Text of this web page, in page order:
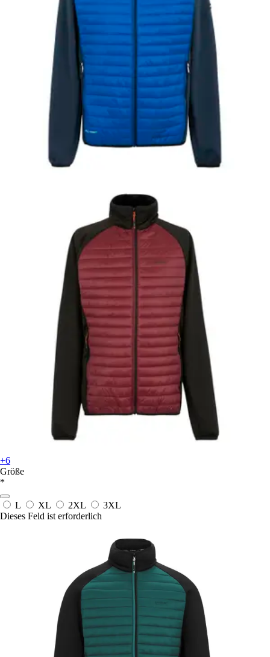
+6
Größe
*
L XL 2XL
3XL
Dieses Feld ist erforderlich